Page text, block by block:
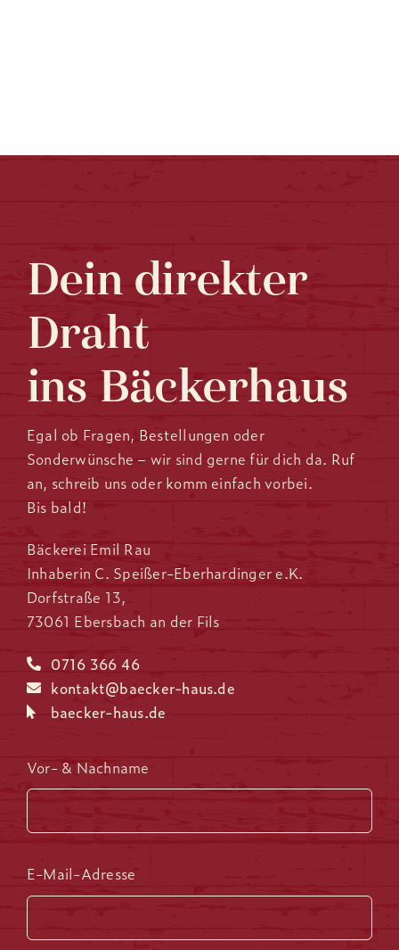
Dein direkter
Draht
ins Bäckerhaus
Egal ob Fragen, Bestellungen oder
Sonderwünsche – wir sind gerne für dich da. Ruf
an, schreib uns oder komm einfach vorbei.
Bis bald!
Bäckerei Emil Rau
Inhaberin C. Speißer-Eberhardinger e.K.
Dorfstraße 13,
73061 Ebersbach an der Fils
0716 366 46
kontakt@baecker-haus.de
baecker-haus.de
Vor- & Nachname
E-Mail-Adresse